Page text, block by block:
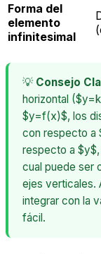
Forma del
elemento
infinitesimal
💡 Consejo
horizontal
$y=f(x)$, los
con respecto a
respecto a
cual puede ser
ejes verticales.
integrar con la
fácil.